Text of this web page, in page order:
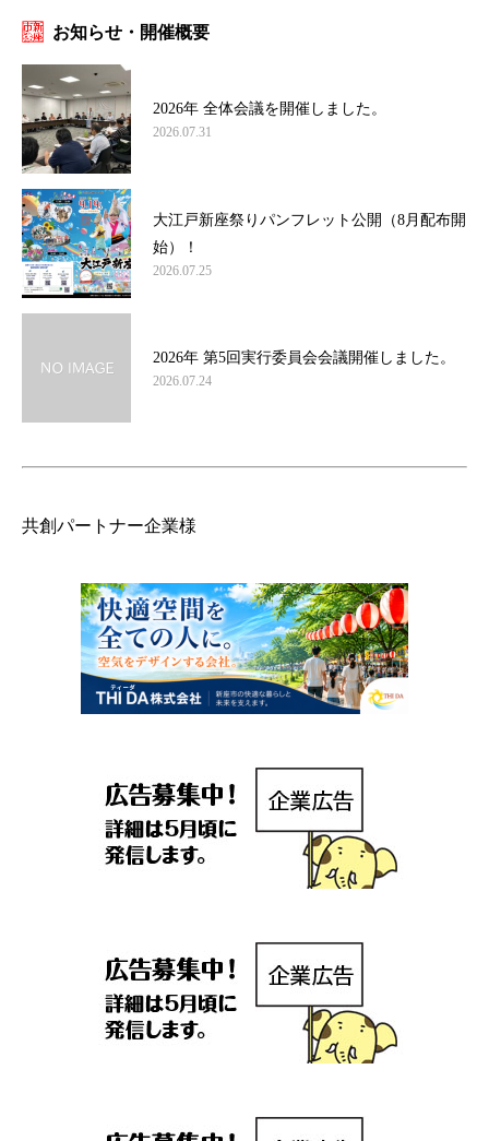
お知らせ・開催概要
2026年 全体会議を開催しました。
2026.07.31
大江戸新座祭りパンフレット公開（8月配布開
始）！
2026.07.25
2026年 第5回実行委員会会議開催しました。
2026.07.24
共創パートナー企業様